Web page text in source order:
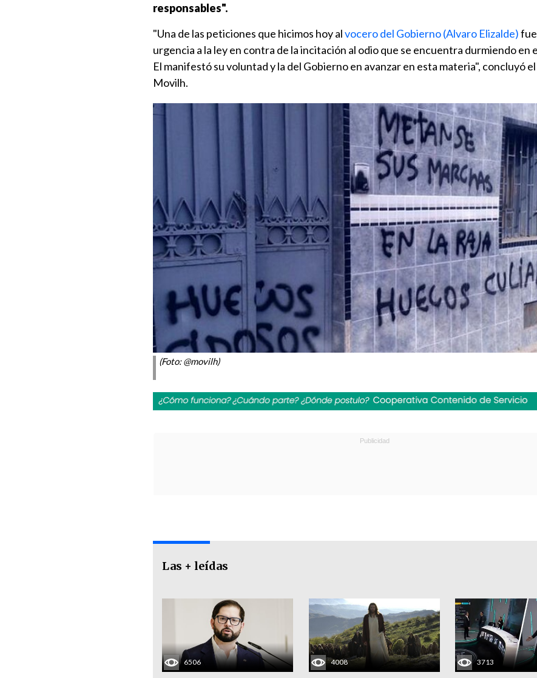
responsables".
"Una de las peticiones que hicimos hoy alvocero del Gobierno (Alvaro Elizalde)
urgencia a la ley en contra de la incitación al odio que se encuentra durmiendo en
El manifestó su voluntad y la del Gobierno en avanzar en esta materia", concluyó
Movilh.
(Foto: @movilh)
Las + leídas
6506 4008 3713